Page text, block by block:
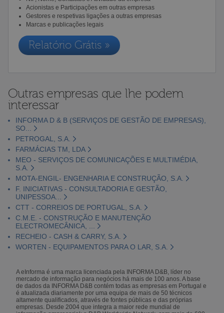
Acionistas e Participações em outras empresas
Gestores e respetivas ligações a outras empresas
Marcas e publicações legais
Relatório Grátis »
Outras empresas que lhe podem
interessar
INFORMA D & B (SERVIÇOS DE GESTÃO DE EMPRESAS),
SO...
PETROGAL, S.A.
FARMÁCIAS TM, LDA
MEO - SERVIÇOS DE COMUNICAÇÕES E MULTIMÉDIA,
S.A.
MOTA-ENGIL- ENGENHARIA E CONSTRUÇÃO, S.A.
F. INICIATIVAS - CONSULTADORIA E GESTÃO,
UNIPESSOA...
CTT - CORREIOS DE PORTUGAL, S.A.
C.M.E. - CONSTRUÇÃO E MANUTENÇÃO
ELECTROMECÂNICA, ...
RECHEIO - CASH & CARRY, S.A.
WORTEN - EQUIPAMENTOS PARA O LAR, S.A.
A eInforma é uma marca licenciada pela INFORMA D&B, líder no
mercado de informação para negócios há mais de 100 anos. A base
de dados da INFORMA D&B contém todas as empresas em Portugal e
é atualizada diariamente por uma equipa de mais de 50 técnicos
altamente qualificados, através de fontes públicas e das próprias
empresas. Desde 2004 que integra a maior rede mundial de